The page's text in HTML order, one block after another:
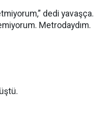
dedi yavaşça.
Metrodaydım.